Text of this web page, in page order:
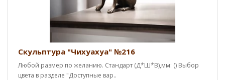
Скульптура "Чихуахуа" №216
Любой размер по желанию. Стандарт (Д*Ш*В),мм: () Выбор
цвета в разделе "Доступные вар..